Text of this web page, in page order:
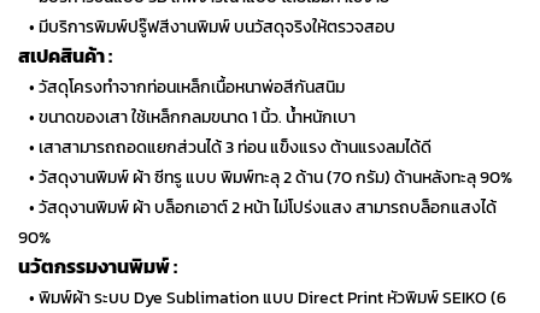
• มีบริการพิมพ์ปรู๊ฟสีงานพิมพ์ บนวัสดุจริงให้ตรวจสอบ
สเปคสินค้า :
• วัสดุโครงทำจากท่อนเหล็กเนื้อหนาพ่อสีกันสนิม
• ขนาดของเสา ใช้เหล็กกลมขนาด 1 นิ้ว. น้ำหนักเบา
• เสาสามารถถอดแยกส่วนได้ 3 ท่อน แข็งแรง ต้านแรงลมได้ดี
• วัสดุงานพิมพ์ ผ้า ซีทรู แบบ พิมพ์ทะลุ 2 ด้าน (70 กรัม) ด้านหลังทะลุ 90%
• วัสดุงานพิมพ์ ผ้า บล็อกเอาต์ 2 หน้า ไม่โปร่งแสง สามารถบล็อกแสงได้
90%
นวัตกรรมงานพิมพ์ :
• พิมพ์ผ้า ระบบ Dye Sublimation แบบ Direct Print หัวพิมพ์ SEIKO (6